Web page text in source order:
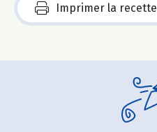
Imprimer la recette